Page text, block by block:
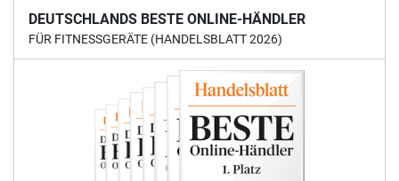
DEUTSCHLANDS BESTE ONLINE-HÄNDLER
FÜR FITNESSGERÄTE (HANDELSBLATT 2026)